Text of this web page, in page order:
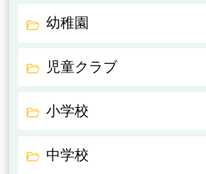
幼稚園
児童クラブ
小学校
中学校